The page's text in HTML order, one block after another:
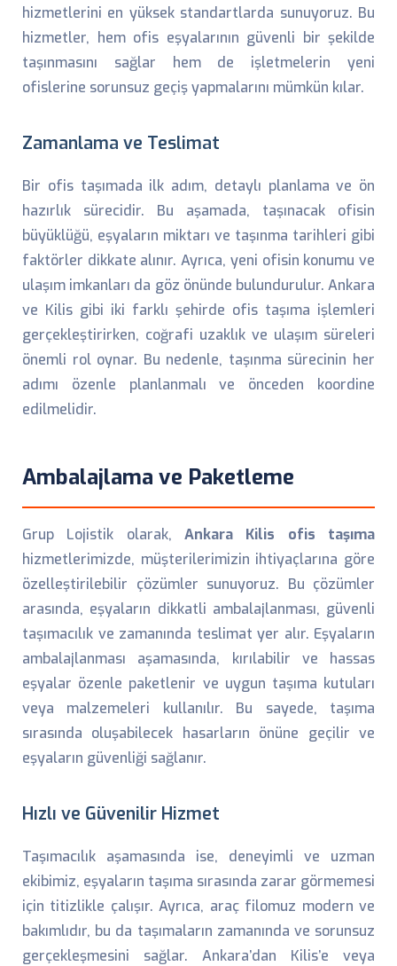
hizmetlerini en yüksek standartlarda sunuyoruz. Bu
hizmetler, hem ofis eşyalarının güvenli bir şekilde
taşınmasını sağlar hem de işletmelerin yeni
ofislerine sorunsuz geçiş yapmalarını mümkün kılar.
Zamanlama ve Teslimat
Bir ofis taşımada ilk adım, detaylı planlama ve ön
hazırlık sürecidir. Bu aşamada, taşınacak ofisin
büyüklüğü, eşyaların miktarı ve taşınma tarihleri gibi
faktörler dikkate alınır. Ayrıca, yeni ofisin konumu ve
ulaşım imkanları da göz önünde bulundurulur. Ankara
ve Kilis gibi iki farklı şehirde ofis taşıma işlemleri
gerçekleştirirken, coğrafi uzaklık ve ulaşım süreleri
önemli rol oynar. Bu nedenle, taşınma sürecinin her
adımı özenle planlanmalı ve önceden koordine
edilmelidir.
Ambalajlama ve Paketleme
Grup Lojistik olarak, Ankara Kilis ofis taşıma
hizmetlerimizde, müşterilerimizin ihtiyaçlarına göre
özelleştirilebilir çözümler sunuyoruz. Bu çözümler
arasında, eşyaların dikkatli ambalajlanması, güvenli
taşımacılık ve zamanında teslimat yer alır. Eşyaların
ambalajlanması aşamasında, kırılabilir ve hassas
eşyalar özenle paketlenir ve uygun taşıma kutuları
veya malzemeleri kullanılır. Bu sayede, taşıma
sırasında oluşabilecek hasarların önüne geçilir ve
eşyaların güvenliği sağlanır.
Hızlı ve Güvenilir Hizmet
Taşımacılık aşamasında ise, deneyimli ve uzman
ekibimiz, eşyaların taşıma sırasında zarar görmemesi
için titizlikle çalışır. Ayrıca, araç filomuz modern ve
bakımlıdır, bu da taşımaların zamanında ve sorunsuz
gerçekleşmesini sağlar. Ankara’dan Kilis’e veya